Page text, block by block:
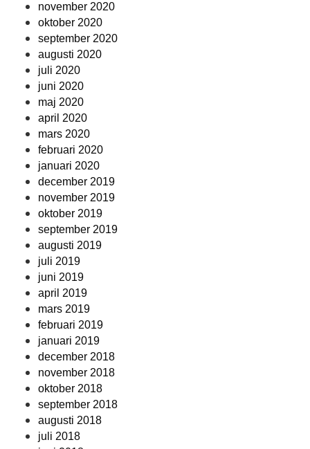
november 2020
oktober 2020
september 2020
augusti 2020
juli 2020
juni 2020
maj 2020
april 2020
mars 2020
februari 2020
januari 2020
december 2019
november 2019
oktober 2019
september 2019
augusti 2019
juli 2019
juni 2019
april 2019
mars 2019
februari 2019
januari 2019
december 2018
november 2018
oktober 2018
september 2018
augusti 2018
juli 2018